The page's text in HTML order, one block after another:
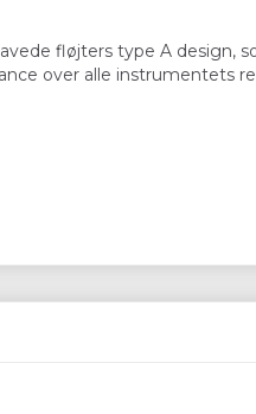
fløjters type A
over alle instrumentets